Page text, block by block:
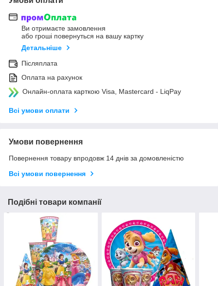
Ви отримаєте замовлення
або гроші повернуться на вашу картку
Детальніше
Післяплата
Оплата на рахунок
Онлайн-оплата карткою Visa, Mastercard - LiqPay
Всі умови оплати
Умови повернення
Повернення товару впродовж 14 днів за домовленістю
Всі умови повернення
Подібні товари компанії